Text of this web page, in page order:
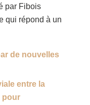
par Fibois
qui répond à un
de nouvelles
entre la
pour